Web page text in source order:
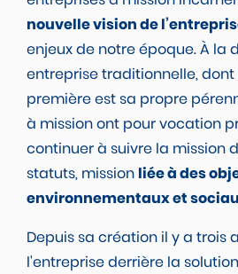
nouvelle vision de
enjeux de notre époque. À la
entreprise traditionnelle,
première est sa propre
à mission ont pour vocation
continuer à suivre la mission
statuts, mission liée à des
environnementaux et
Depuis sa création il y a trois
l'entreprise derrière la